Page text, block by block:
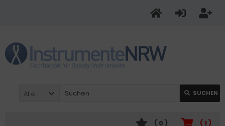
Alle SUCHEN
( 1 )
( 0 )